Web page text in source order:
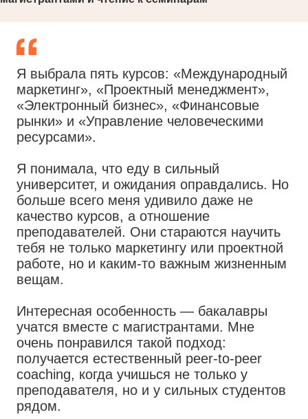
Я выбрала пять курсов: «Международный
маркетинг», «Проектный менеджмент»,
«Электронный бизнес», «Финансовые
рынки» и «Управление человеческими
ресурсами».
Я понимала, что еду в сильный
университет, и ожидания оправдались. Но
больше всего меня удивило даже не
качество курсов, а отношение
преподавателей. Они стараются научить
тебя не только маркетингу или проектной
работе, но и каким-то важным жизненным
вещам.
Интересная особенность — бакалавры
учатся вместе с магистрантами. Мне
очень понравился такой подход:
получается естественный peer-to-peer
coaching, когда учишься не только у
преподавателя, но и у сильных студентов
рядом.